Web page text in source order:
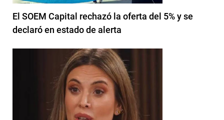
El SOEM Capital rechazó la oferta del 5% y se
declaró en estado de alerta